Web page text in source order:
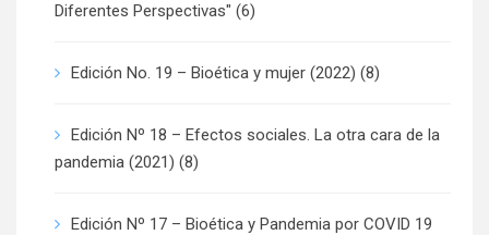
Diferentes Perspectivas" (6)
Edición No. 19 – Bioética y mujer (2022) (8)
Edición Nº 18 – Efectos sociales. La otra cara de la
pandemia (2021) (8)
Edición Nº 17 – Bioética y Pandemia por COVID 19